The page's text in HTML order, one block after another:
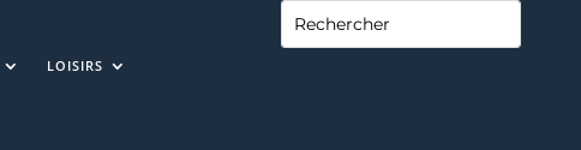
LOISIRS